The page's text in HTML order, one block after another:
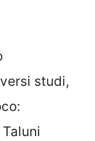
studi,
Taluni